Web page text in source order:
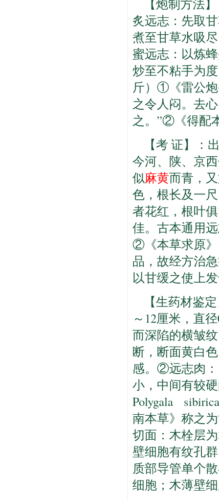
【炮制方法
炙远志：先取
煮至甘草水吸
蜜远志：以炼
炒至不粘手为
斤）①《雷公
之令人闷。去
之。”②《得配
【考 证】：
今河、陕、京
似麻黄而青，
色，根长及一
者花红，根叶
佳。古本通用
②《本草求原
品，故经方治
以甘缓之使上
【生药材鉴
～12厘米，直
而深陷的横皱
断，断面黄白
感。②远志肉
小，中间有较
Polygala
南本草》称之
切面：木栓层
壁细胞有纹孔
质部导管单个
细胞；木薄壁